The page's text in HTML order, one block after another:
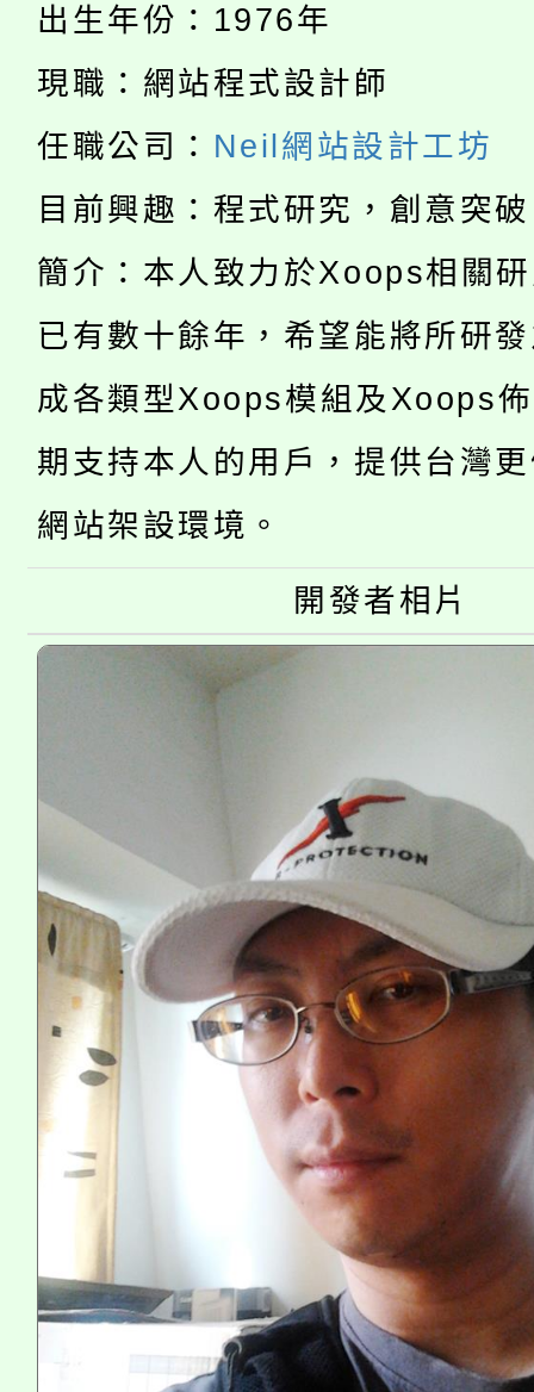
代理(課)教師甄選結果(
轉知中國文化大學推廣
《TA101》溝通分析基
程，歡迎學生輔導中心
心理、諮商輔導、社會
系所師生報名參加。
淨零綠生活教案入校路
會
115年食農教育專業人
程
學期銜接期間理賠案件
學籍身 分審查程序及
版
淨零綠領人才培育課程
公告本校115學年度第
代理(課)教師甄選結果(
「2026金融保險知識
車」活動
桃園市115學年度學生
生本土語及新住民語歌
公告本校115學年度第
代理(課)教師甄選結果(
公告本校115學年度第
代理(課)教師甄選結果(
轉知中國文化大學推廣
《TA101》溝通分析基
程，歡迎學生輔導中心
心理、諮商輔導、社會
系所師生報名參加。
出生年份：1976年
現職：網站程式設計師
任職公司： Neil網站設計工坊
目前興趣：程式研究，創意突
簡介：本人致力於Xoops相關
已有數十餘年，希望能將所研
成各類型Xoops模組及Xoops
期支持本人的用戶，提供台灣
網站架設環境。
開發者相片